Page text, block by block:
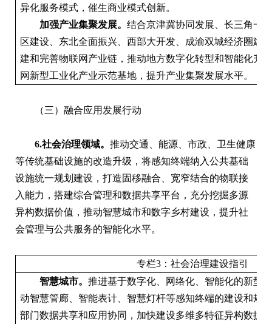
异化服务模式，催生商业模式创新。
加强产业集聚发展。 结合京津冀协同发展、长三角一
区建设、东北全面振兴、西部大开发、成渝双城经济圈建
建和完善物联网产业链，推动地方数字化转型和智能化升
网新型工业化产业示范基地，提升产业集聚发展水平。
（三）融合应用发展行动
6.社会治理领域。 推动交通、能源、市政、卫生健康
等传统基础设施的改造升级，将感知终端纳入公共基础
设施统一规划建设，打造固移融合、宽窄结合的物联接
入能力，搭建综合管理和数据共享平台，充分挖掘多源
异构数据价值，推动智慧城市和数字乡村建设，提升社
会管理与公共服务的智能化水平。
专栏3：社会治理建设指引
智慧城市。 推进基于数字化、网络化、智能化的新型
动智慧管廊、智能表计、智慧灯杆等感知终端的建设和规
部门数据共享和应用协同，加快建设多维多特征异构数据